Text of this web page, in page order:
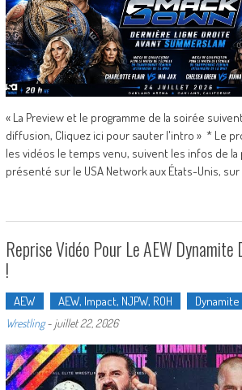
« La Preview et le programme de la soirée
diffusion, Cliquez ici pour sauter l'intro » * Le
les vidéos le temps venu, suivent les infos de
présenté sur le USA Network aux États-Unis,
Reprise Vidéo Pour Le AEW
!
AEW AEW, Impact, NJPW, ROH Dynamite
Wrestling- juillet 22, 2026